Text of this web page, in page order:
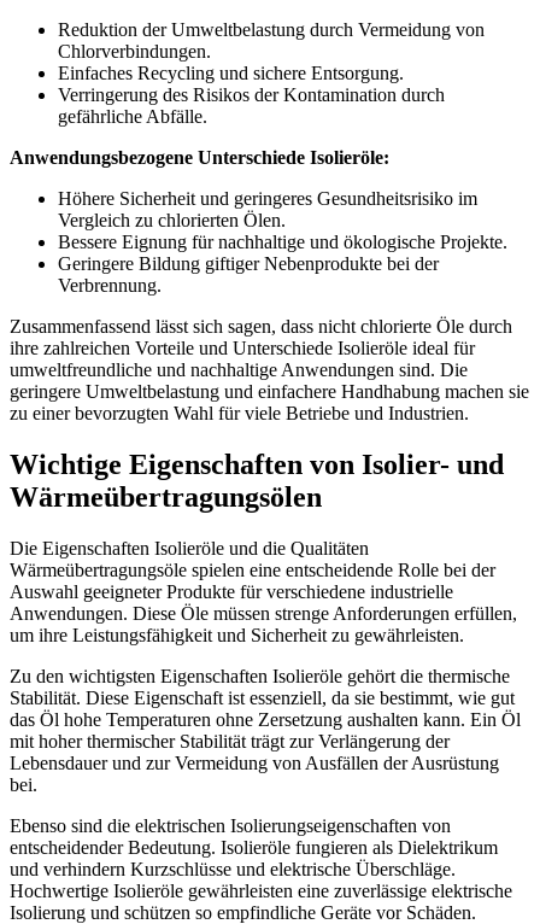
Reduktion der Umweltbelastung durch Vermeidung von
Chlorverbindungen.
Einfaches Recycling und sichere Entsorgung.
Verringerung des Risikos der Kontamination durch
gefährliche Abfälle.
Anwendungsbezogene Unterschiede Isolieröle:
Höhere Sicherheit und geringeres Gesundheitsrisiko im
Vergleich zu chlorierten Ölen.
Bessere Eignung für nachhaltige und ökologische Projekte.
Geringere Bildung giftiger Nebenprodukte bei der
Verbrennung.
Zusammenfassend lässt sich sagen, dass nicht chlorierte Öle durch
ihre zahlreichen Vorteile und Unterschiede Isolieröle ideal für
umweltfreundliche und nachhaltige Anwendungen sind. Die
geringere Umweltbelastung und einfachere Handhabung machen sie
zu einer bevorzugten Wahl für viele Betriebe und Industrien.
Wichtige Eigenschaften von Isolier- und
Wärmeübertragungsölen
Die Eigenschaften Isolieröle und die Qualitäten
Wärmeübertragungsöle spielen eine entscheidende Rolle bei der
Auswahl geeigneter Produkte für verschiedene industrielle
Anwendungen. Diese Öle müssen strenge Anforderungen erfüllen,
um ihre Leistungsfähigkeit und Sicherheit zu gewährleisten.
Zu den wichtigsten Eigenschaften Isolieröle gehört die thermische
Stabilität. Diese Eigenschaft ist essenziell, da sie bestimmt, wie gut
das Öl hohe Temperaturen ohne Zersetzung aushalten kann. Ein Öl
mit hoher thermischer Stabilität trägt zur Verlängerung der
Lebensdauer und zur Vermeidung von Ausfällen der Ausrüstung
bei.
Ebenso sind die elektrischen Isolierungseigenschaften von
entscheidender Bedeutung. Isolieröle fungieren als Dielektrikum
und verhindern Kurzschlüsse und elektrische Überschläge.
Hochwertige Isolieröle gewährleisten eine zuverlässige elektrische
Isolierung und schützen so empfindliche Geräte vor Schäden.